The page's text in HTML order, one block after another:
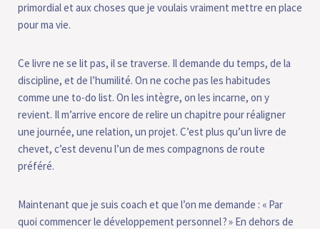
primordial et aux choses que je voulais vraiment mettre en place
pour ma vie.
Ce livre ne se lit pas, il se traverse. Il demande du temps, de la
discipline, et de l’humilité. On ne coche pas les habitudes
comme une to-do list. On les intègre, on les incarne, on y
revient. Il m’arrive encore de relire un chapitre pour réaligner
une journée, une relation, un projet. C’est plus qu’un livre de
chevet, c’est devenu l’un de mes compagnons de route
préféré.
Maintenant que je suis coach et que l’on me demande : « Par
quoi commencer le développement personnel ? » En dehors de